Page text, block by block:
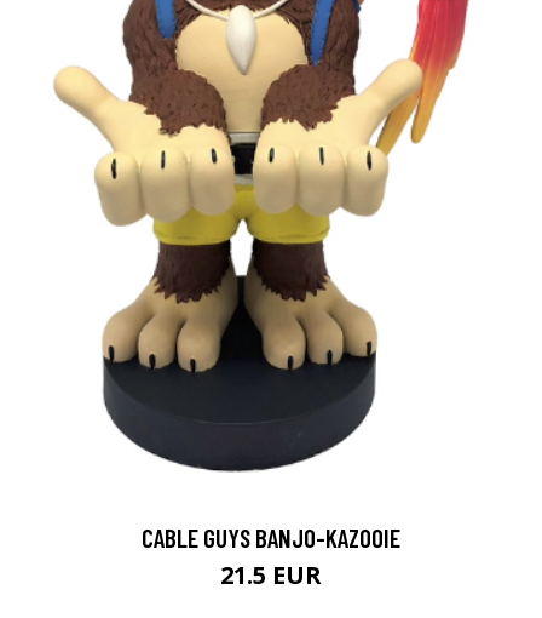
CABLE GUYS BANJO-KAZOOIE
21.5 EUR